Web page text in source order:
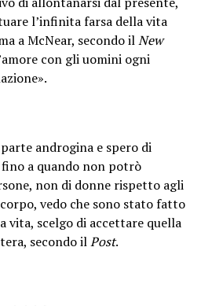
l’infinita farsa della vita
a McNear, secondo ilNew
con gli uomini ogni
androgina e spero di
a quando non potrò
non di donne rispetto agli
vedo che sono stato fatto
vita, scelgo di accettare quella
secondo ilPost.